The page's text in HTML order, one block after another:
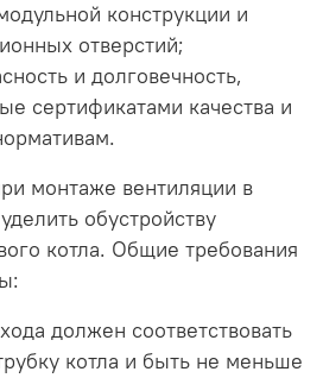
конструкции и
отверстий;
и долговечность,
сертификатами качества и
монтаже вентиляции в
обустройству
котла. Общие требования
должен соответствовать
котла и быть не меньше